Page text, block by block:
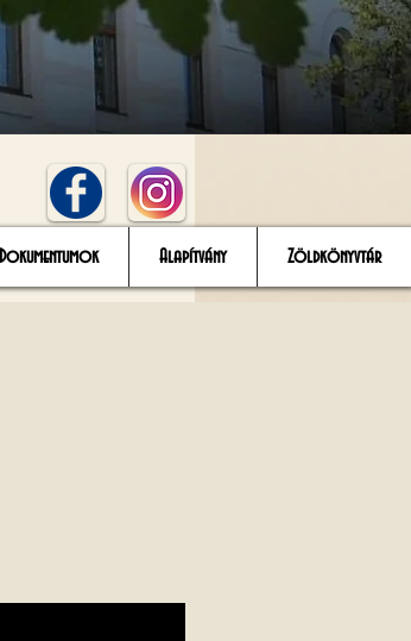
Dokumentumok Alapítvány Zöldkönyvtár